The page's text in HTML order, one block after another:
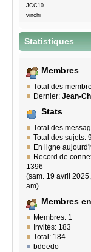
JCC10
vinchi
Statistiques
Membres
Total des
Dernier: Jean-
Stats
Total des
Total des sujets:
En ligne
Record de
1396
(sam. 19 avril
am)
Membres
Membres: 1
Invités: 183
Total: 184
bdeedo